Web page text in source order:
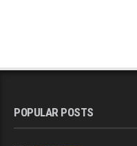
POPULAR POSTS